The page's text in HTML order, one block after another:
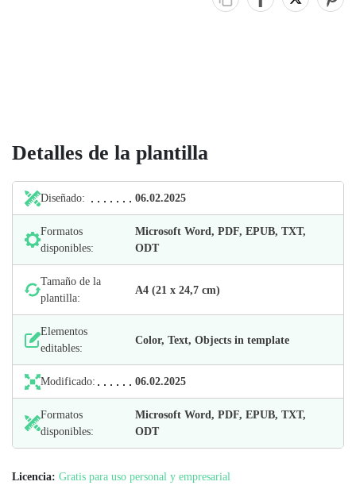
Detalles de la plantilla
Diseñado: 06.02.2025
Formatos
disponibles:
Microsoft Word, PDF, EPUB, TXT,
ODT
Tamaño de la
plantilla:
А4 (21 х 24,7 cm)
Elementos
editables:
Color, Text, Objects in template
Modificado: 06.02.2025
Formatos
disponibles:
Microsoft Word, PDF, EPUB, TXT,
ODT
Licencia: Gratis para uso personal y empresarial